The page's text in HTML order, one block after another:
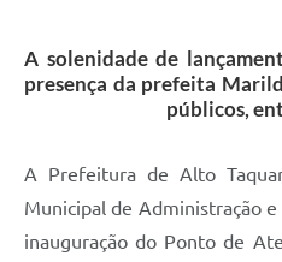
A solenidade de
presença da prefeita
públicos,
A Prefeitura de Alto
Municipal de Administração
inauguração do Ponto de